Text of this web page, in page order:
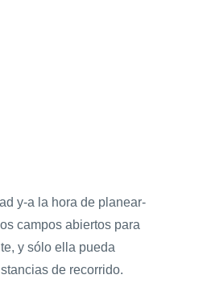
y-a la hora de planear-
campos abiertos para
y sólo ella pueda
de recorrido.